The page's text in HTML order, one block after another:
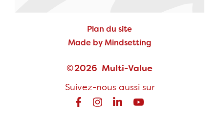
Plan du site
Made by Mindsetting
2026 Multi-Value
Suivez-nous aussi sur